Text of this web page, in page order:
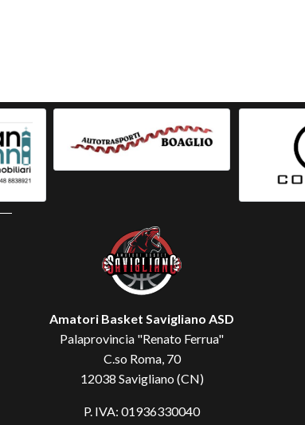
Amatori Basket Savigliano ASD
Palaprovincia "Renato Ferrua"
C.so Roma, 70
12038 Savigliano (CN)
P. IVA: 01936330040